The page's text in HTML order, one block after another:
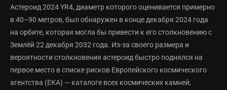
Астероид 2024 YR4, диаметр которого оценивается примерно
в 40–90 метров, был обнаружен в конце декабря 2024 года
на орбите, которая могла бы привести к его столкновению с
Землёй 22 декабря 2032 года. Из-за своего размера и
вероятности столкновения астероид быстро поднялся на
первое место в списке рисков Европейского космического
агентства (ЕКА) — каталоге всех космических камней,